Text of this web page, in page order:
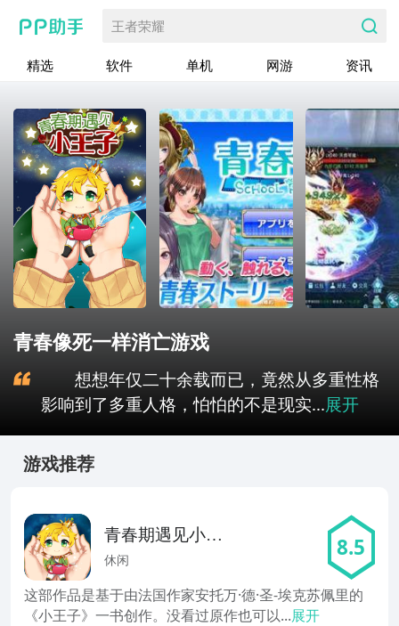
王者荣耀
精选 软件 单机 网游 资讯
青春像死一样消亡游戏
想想年仅二十余载而已，竟然从多重性格
影响到了多重人格，怕怕的不是现实...展开
游戏推荐
青春期遇见小王
子
休闲 8.5
这部作品是基于由法国作家安托万·德·圣-埃克苏佩里的
《小王子》一书创作。没看过原作也可以...展开